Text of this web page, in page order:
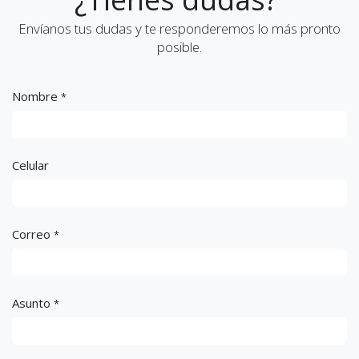
Envíanos tus dudas y te responderemos lo más pronto
posible.
Nombre *
Celular
Correo *
Asunto *